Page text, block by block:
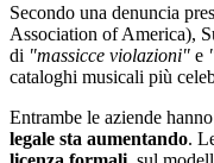
Secondo una denuncia
Association of America),
di "massicce violazioni" e
cataloghi musicali più
Entrambe le aziende
legale sta aumentando.